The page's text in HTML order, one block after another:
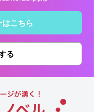
こちら
る